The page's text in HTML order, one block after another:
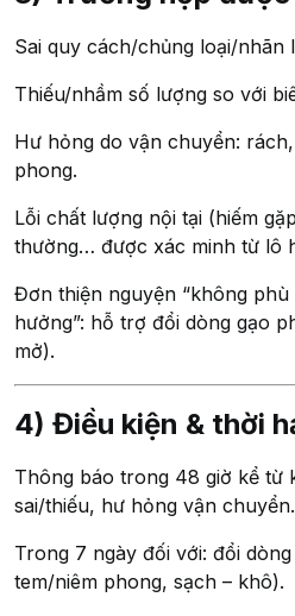
Sai quy cách/chủng loại/nhãn
Thiếu/nhầm số lượng so với
Hư hỏng do vận chuyển:
phong.
Lỗi chất lượng nội tại (hiếm
thường… được xác minh từ lô
Đơn thiện nguyện “không
hưởng”: hỗ trợ đổi dòng gạo
mở).
4) Điều kiện & thời
Thông báo trong 48 giờ kể từ
sai/thiếu, hư hỏng vận chuyển.
Trong 7 ngày đối với: đổi
tem/niêm phong, sạch – khô).